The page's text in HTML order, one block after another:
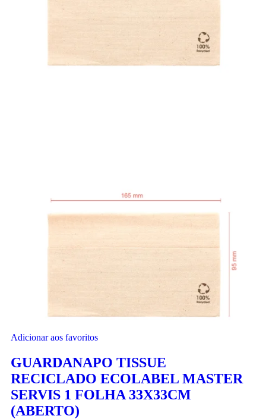
Adicionar aos favoritos
GUARDANAPO TISSUE
RECICLADO ECOLABEL MASTER
SERVIS 1 FOLHA 33X33CM
(ABERTO)